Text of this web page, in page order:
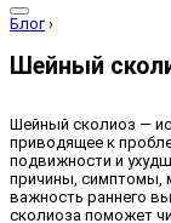
Блог ›
Шейный
Шейный сколиоз —
приводящее к
подвижности и
причины, симптомы,
важность раннего
сколиоза поможет